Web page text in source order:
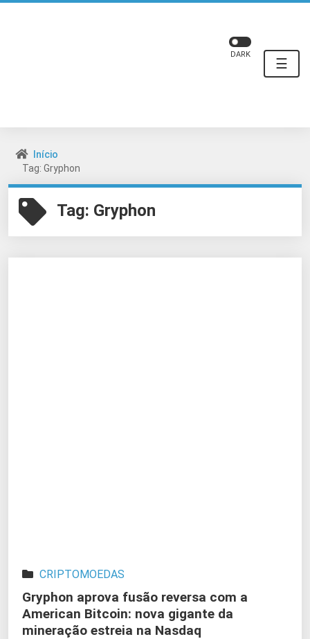
☰
DARK
Início
Tag: Gryphon
Tag: Gryphon
CRIPTOMOEDAS
Gryphon aprova fusão reversa com a
American Bitcoin: nova gigante da
mineração estreia na Nasdaq